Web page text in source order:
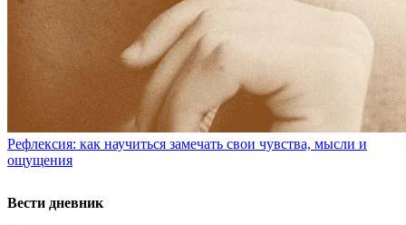
Рефлексия: как научиться замечать свои чувства, мысли и
ощущения
Вести дневник